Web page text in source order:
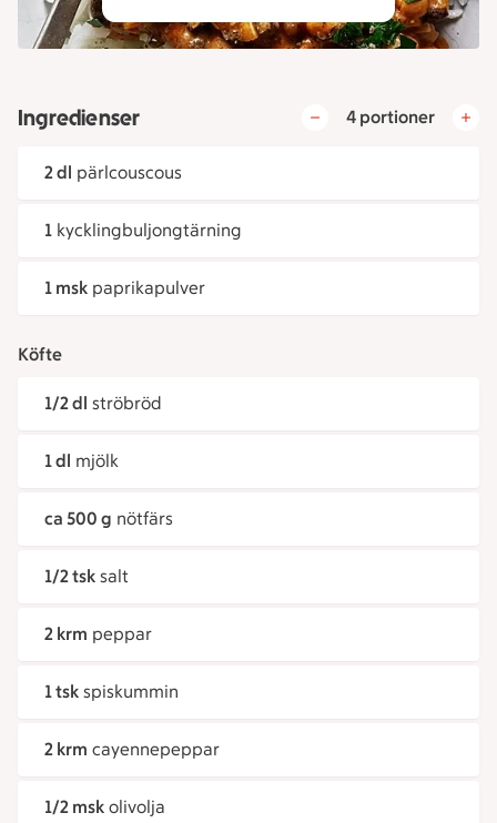
Ingredienser 4 portioner
2 dl pärlcouscous
1 kycklingbuljongtärning
1 msk paprikapulver
Köfte
1/2 dl ströbröd
1 dl mjölk
ca 500 g nötfärs
1/2 tsk salt
2 krm peppar
1 tsk spiskummin
2 krm cayennepeppar
1/2 msk olivolja